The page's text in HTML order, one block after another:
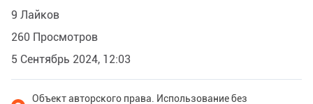
9 Лайков
260 Просмотров
5 Сентябрь 2024, 12:03
Объект авторского права. Использование без